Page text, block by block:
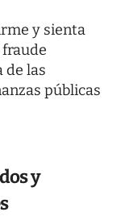
y sienta
de las
públicas
y